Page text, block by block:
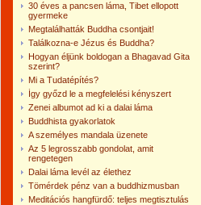
30 éves a pancsen láma, Tibet ellopott
gyermeke
Meg­ta­lál­hat­ták Buddha csont­jait!
Találkozna-e Jézus és Buddha?
Hogyan éljünk boldogan a Bhagavad Gita
szerint?
Mi a Tudatépítés?
Így győzd le a megfelelési kényszert
Zenei albumot ad ki a dalai láma
Buddhista gyakorlatok
A személyes mandala üzenete
Az 5 legrosszabb gondolat, amit
rengetegen
Dalai láma levél az élethez
Tömérdek pénz van a buddhizmusban
Meditációs hangfürdő: teljes megtisztulás